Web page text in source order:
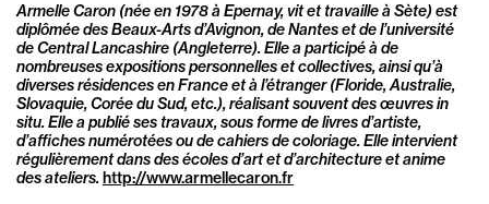
Armelle Caron (née en 1978 à Epernay, vit et travaille à Sète) est
diplômée des Beaux-Arts d’Avignon, de Nantes et de l’université
de Central Lancashire (Angleterre). Elle a participé à de
nombreuses expositions personnelles et collectives, ainsi qu’à
diverses résidences en France et à l’étranger (Floride, Australie,
Slovaquie, Corée du Sud, etc.), réalisant souvent des œuvres in
situ. Elle a publié ses travaux, sous forme de livres d’artiste,
d’affiches numérotées ou de cahiers de coloriage. Elle intervient
régulièrement dans des écoles d’art et d’architecture et anime
des ateliers.http://www.armellecaron.fr